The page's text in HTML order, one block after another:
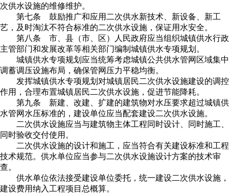
次供水设施的维修维护。
第七条 鼓励推广和应用二次供水新技术、新设备、新工
艺，及时淘汰不符合标准的二次供水设施，保证用水安全。
第八条 市、县（市、区）人民政府应当组织城镇供水行政
主管部门和发展改革等相关部门编制城镇供水专项规划。
城镇供水专项规划应当统筹考虑城镇公共供水管网区域集中
调蓄调压设施布局，确保管网压力平稳均衡。
发挥城镇供水专项规划对城镇居民二次供水设施建设的调控
作用，合理布置城镇居民二次供水设施，促进节能降耗。
第九条 新建、改建、扩建的建筑物对水压要求超过城镇供
水管网水压标准的，建设单位应当配套建设二次供水设施。
二次供水设施应当与建筑物主体工程同时设计、同时施工、
同时验收交付使用。
二次供水设施的设计和施工，应当符合有关建设标准和工程
技术规范。供水单位应当参与二次供水设施设计方案的技术审
查。
供水单位依法接受建设单位委托，统一建设二次供水设施，
建设费用纳入工程项目总概算。